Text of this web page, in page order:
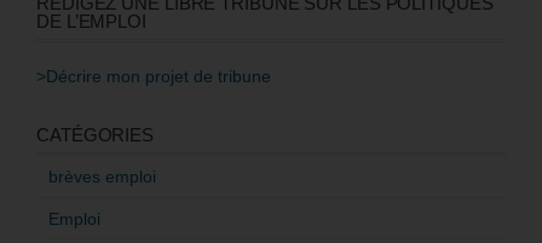
DE L’EMPLOI
>Décrire mon projet de tribune
CATÉGORIES
brèves emploi
Emploi